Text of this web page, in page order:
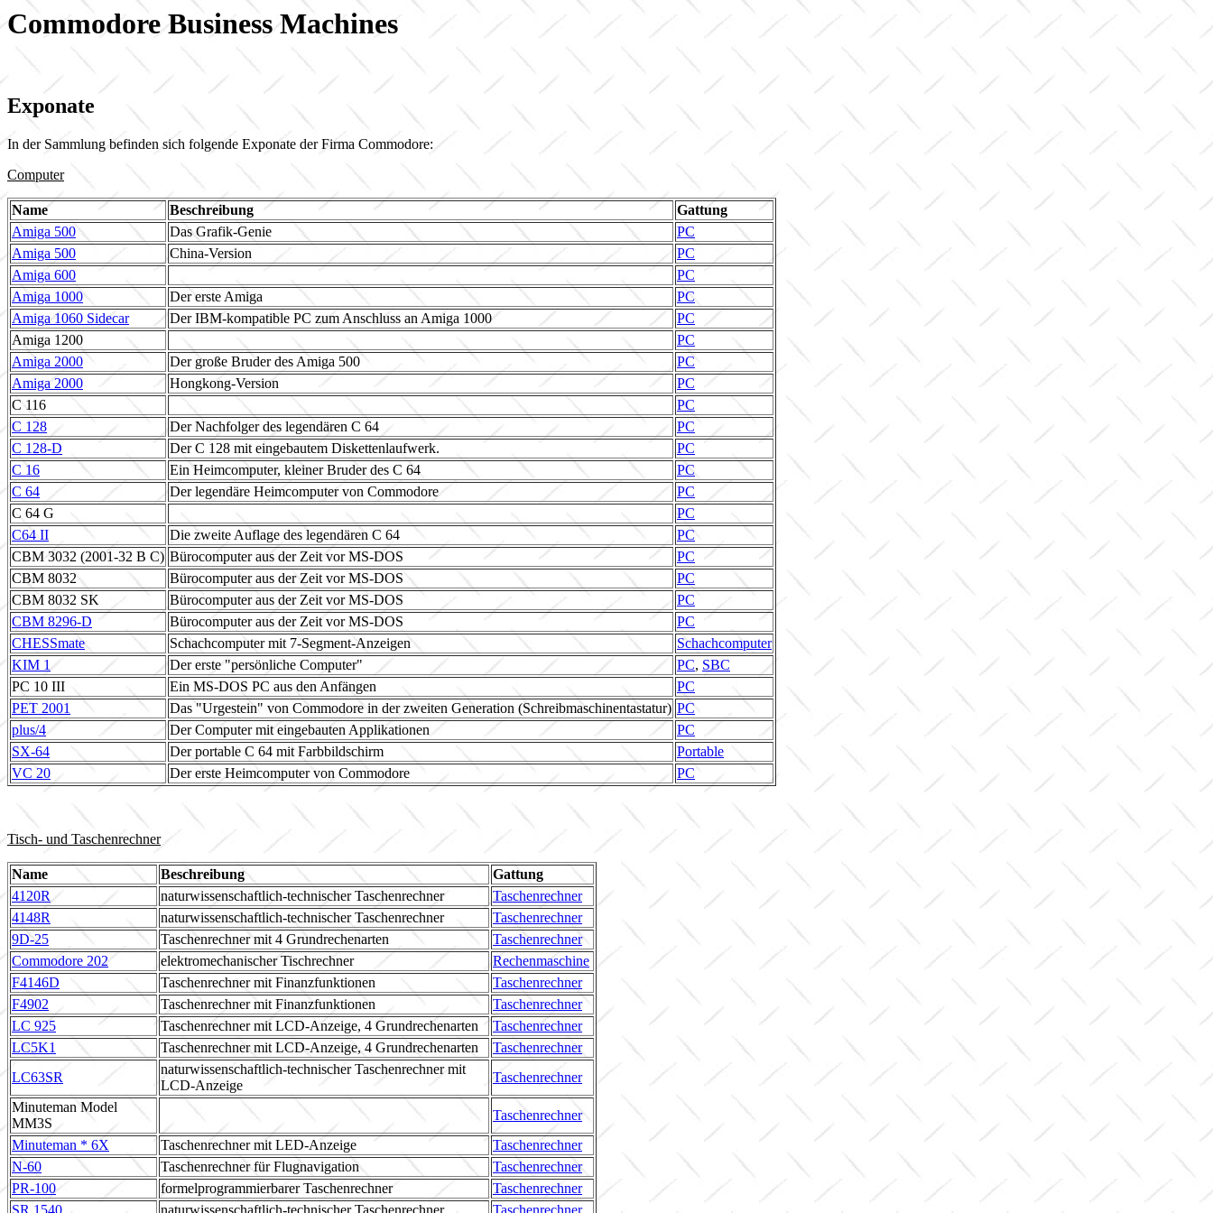
Commodore Business Machines
Exponate
In der Sammlung befinden sich folgende Exponate der Firma Commodore:
Computer
Name Beschreibung
Gattung
Amiga 500
Das Grafik-Genie
PC
Amiga 500
China-Version
PC
Amiga 600
PC
Amiga 1000
Der erste Amiga
PC
Amiga 1060 Sidecar
Der IBM-kompatible PC zum Anschluss an Amiga 1000
PC
Amiga 1200
PC
Amiga 2000
Der große Bruder des Amiga 500
PC
Amiga 2000
Hongkong-Version
PC
C 116
PC
C 128
Der Nachfolger des legendären C 64
PC
C 128-D
Der C 128 mit eingebautem Diskettenlaufwerk.
PC
C 16
Ein Heimcomputer, kleiner Bruder des C 64
PC
C 64
Der legendäre Heimcomputer von Commodore
PC
C 64 G
PC
C64 II
Die zweite Auflage des legendären C 64
PC
CBM 3032 (2001-32 B C) Bürocomputer aus der Zeit vor MS-DOS
PC
CBM 8032
Bürocomputer aus der Zeit vor MS-DOS
PC
CBM 8032 SK
Bürocomputer aus der Zeit vor MS-DOS
PC
CBM 8296-D
Bürocomputer aus der Zeit vor MS-DOS
PC
CHESSmate
Schachcomputer mit 7-Segment-Anzeigen
Schachcomputer
KIM 1
Der erste "persönliche Computer" PC, SBC
PC 10 III
Ein MS-DOS PC aus den Anfängen
PC
PET 2001
Das "Urgestein" von Commodore in der zweiten Generation (Schreibmaschinentastatur) PC
plus/4
Der Computer mit eingebauten Applikationen
PC
SX-64
Der portable C 64 mit Farbbildschirm
Portable
VC 20
Der erste Heimcomputer von Commodore PC
Tisch- und Taschenrechner
Name Beschreibung
Gattung
4120R
naturwissenschaftlich-technischer Taschenrechner
Taschenrechner
4148R
naturwissenschaftlich-technischer Taschenrechner
Taschenrechner
9D-25
Taschenrechner mit 4 Grundrechenarten
Taschenrechner
Commodore 202
elektromechanischer Tischrechner
Rechenmaschine
F4146D
Taschenrechner mit Finanzfunktionen
Taschenrechner
F4902
Taschenrechner mit Finanzfunktionen
Taschenrechner
LC 925
Taschenrechner mit LCD-Anzeige, 4 Grundrechenarten
Taschenrechner
LC5K1
Taschenrechner mit LCD-Anzeige, 4 Grundrechenarten
Taschenrechner
LC63SR
naturwissenschaftlich-technischer Taschenrechner mit
LCD-Anzeige
Taschenrechner
Minuteman Model
MM3S
Taschenrechner
Minuteman * 6X
Taschenrechner mit LED-Anzeige
Taschenrechner
N-60
Taschenrechner für Flugnavigation
Taschenrechner
PR-100
formelprogrammierbarer Taschenrechner
Taschenrechner